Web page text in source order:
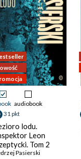
audiobook
31 pkt
lodu.
Leon
Tom 2
Pasierski